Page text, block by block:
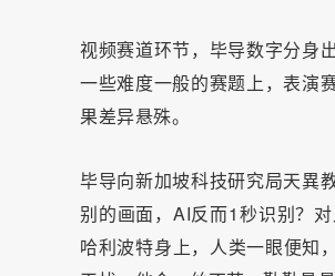
视频赛道环节，毕导数字分身
一些难度一般的赛题上，表演
果差异悬殊。
毕导向新加坡科技研究局天異
别的画面，AI反而1秒识别？
哈利波特身上，人类一眼便知